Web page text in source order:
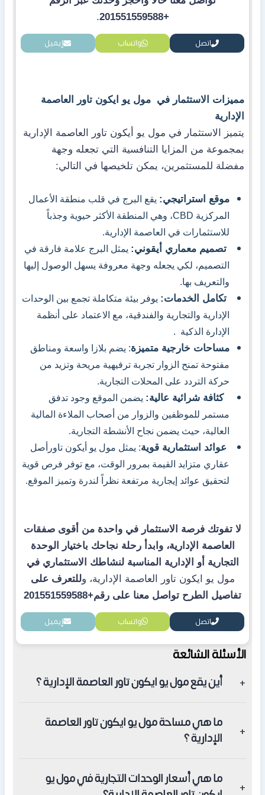
+201551559588
.
اتصل واتساب إيميل
مميزات الاستثمار في مول يو ايكون تاور العاصمة
الإدارية
يتميز الاستثمار في مول يو أيكون تاور العاصمة الإدارية
بمجموعة من المزايا التنافسية التي تجعله وجهة
مفضلة للمستثمرين، يمكن تلخيصها في التالي:
موقع استراتيجي: يقع البرج في قلب منطقة الأعمال
المركزية CBD، وهي المنطقة الأكثر حيوية وجذباً
للاستثمارات في العاصمة الإدارية.
تصميم معماري أيقوني: يمثل البرج علامة فارقة في
التصميم، لكي يجعله وجهة معروفة يسهل الوصول إليها
والتعريف بها.
تكامل الخدمات: يوفر بيئة متكاملة تجمع بين الوحدات
الإدارية والتجارية والفندقية، مع الاعتماد على أنظمة
الإدارة الذكية .
مساحات خارجية متميزة: يضم بلازا واسعة ومناطق
مفتوحة تمنح الزوار تجربة ترفيهية مريحة وتزيد من
حركة التردد على المحلات التجارية.
كثافة شرائية عالية: يضمن الموقع وجود تدفق
مستمر للموظفين والزوار من أصحاب الملاءة المالية
العالية، حيث يضمن نجاح الأنشطة التجارية.
عوائد استثمارية قوية: يمثل مول يو أيكون تاورأصل
عقاري متزايد القيمة بمرور الوقت، مع توفر فرص قوية
لتحقيق عوائد إيجارية مرتفعة نظراً لندرة وتميز الموقع.
لا تفوتك فرصة الاستثمار في واحدة من أقوى صفقات
العاصمة الإدارية، وابدأ رحلة نجاحك باختيار الوحدة
التجارية أو الإدارية المناسبة لنشاطك الاستثماري في
مول يو ايكون تاور العاصمة الإدارية، وللتعرف على
تفاصيل الطرح تواصل معنا على رقم+201551559588
اتصل واتساب إيميل
الأسئلة الشائعة
أين يقع مول يو ايكون تاور العاصمة الإدارية ؟
ويقترب من البرج الأيقوني والنهر الأخضر.
ما هي مساحة مول يو ايكون تاور العاصمة
الإدارية ؟
للبلازا ومبنى تجاري وإداري
ما هي أسعار الوحدات التجارية في مول يو